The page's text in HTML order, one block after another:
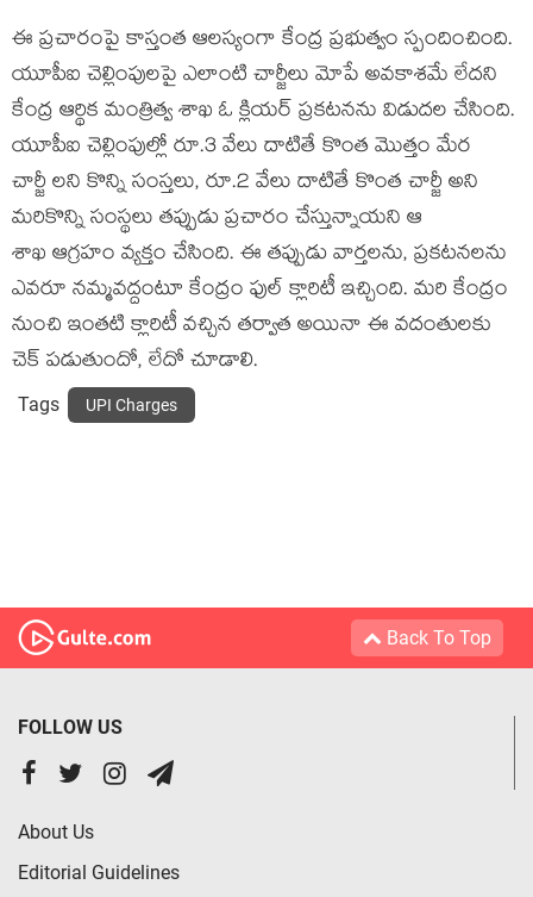
ఈ ప్రచారంపై కాస్తంత ఆలస్యంగా కేంద్ర ప్రభుత్వం స్పందించింది.
యూపీఐ చెల్లింపులపై ఎలాంటి చార్జీలు మోపే అవకాశమే లేదని
కేంద్ర ఆర్థిక మంత్రిత్వ శాఖ ఓ క్లియర్ ప్రకటనను విడుదల చేసింది.
యూపీఐ చెల్లింపుల్లో రూ.3 వేలు దాటితే కొంత మొత్తం మేర
చార్జీ లని కొన్ని సంస్తలు, రూ.2 వేలు దాటితే కొంత చార్జీ అని
మరికొన్ని సంస్థలు తప్పుడు ప్రచారం చేస్తున్నాయని ఆ
శాఖ ఆగ్రహం వ్యక్తం చేసింది. ఈ తప్పుడు వార్తలను, ప్రకటనలను
ఎవరూ నమ్మవద్దంటూ కేంద్రం ఫుల్ క్లారిటీ ఇచ్చింది. మరి కేంద్రం
నుంచి ఇంతటి క్లారిటీ వచ్చిన తర్వాత అయినా ఈ వదంతులకు
చెక్ పడుతుందో, లేదో చూడాలి.
Tags UPI Charges
Back To Top
FOLLOW US
About Us
Editorial Guidelines